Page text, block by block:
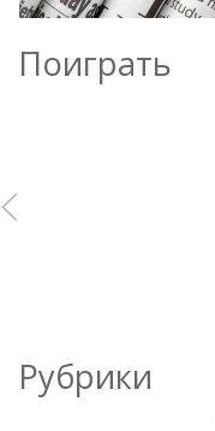
Поиграть
Рубрики